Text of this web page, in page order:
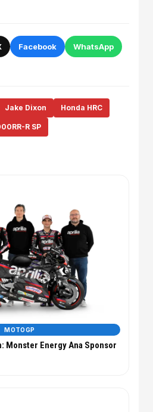
Facebook WhatsApp
Jake Dixon Honda HRC
R SP
MOTOGP
Monster Energy Ana Sponsor